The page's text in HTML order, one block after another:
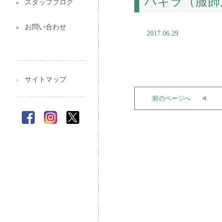
▶︎ スタッフブログ
▶︎ お問い合わせ
▶︎ サイトマップ
2017.06.29
前のページへ ◀︎